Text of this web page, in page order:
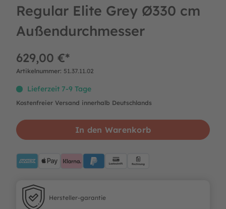
Regular Elite Grey Ø330 cm
Außendurchmesser
629,00 €*
Artikelnummer: 51.37.11.02
Lieferzeit 7-9 Tage
Kostenfreier Versand innerhalb Deutschlands
In den Warenkorb
ApplePayKlarna PayPalBlueLastschrift
Hersteller-garantie
Hersteller-garantie